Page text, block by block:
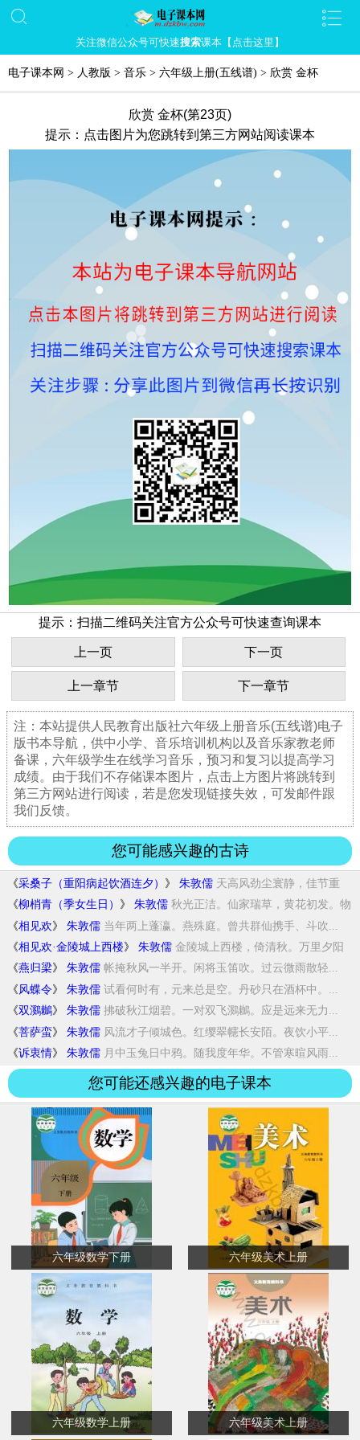
关注微信公众号可快速搜索课本【点击这里】
电子课本网 > 人教版 > 音乐 > 六年级上册(五线谱) > 欣赏 金杯
欣赏 金杯(第23页)
提示：点击图片为您跳转到第三方网站阅读课本
提示：扫描二维码关注官方公众号可快速查询课本
上一页 下一页
上一章节 下一章节
注：本站提供人民教育出版社六年级上册音乐(五线谱)电子
版书本导航，供中小学、音乐培训机构以及音乐家教老师
备课，六年级学生在线学习音乐，预习和复习以提高学习
成绩。由于我们不存储课本图片，点击上方图片将跳转到
第三方网站进行阅读，若是您发现链接失效，可发邮件跟
我们反馈。
您可能感兴趣的古诗
《采桑子（重阳病起饮酒连夕） 》 朱敦儒 天高风劲尘寰静，佳节重
阳。叶下潇湘。碧海...
《柳梢青（季女生日） 》 朱敦儒 秋光正洁。仙家瑞草，黄花初发。物
外高情，...
《相见欢》 朱敦儒 当年两上蓬瀛。燕殊庭。曾共群仙携手、斗吹...
《相见欢·金陵城上西楼》 朱敦儒 金陵城上西楼，倚清秋。万里夕阳
垂地，大江...
《燕归梁》 朱敦儒 帐掩秋风一半开。闲将玉笛吹。过云微雨散轻...
《 风蝶令》 朱敦儒 试看何时有，元来总是空。丹砂只在酒杯中。...
《双鸂鶒》 朱敦儒 拂破秋江烟碧。一对双飞鸂鶒。应是远来无力...
《菩萨蛮》 朱敦儒 风流才子倾城色。红缨翠幰长安陌。夜饮小平...
《诉衷情》 朱敦儒 月中玉兔日中鸦。随我度年华。不管寒暄风雨...
您可能还感兴趣的电子课本
六年级数学下册 六年级美术上册
六年级数学上册 六年级美术上册